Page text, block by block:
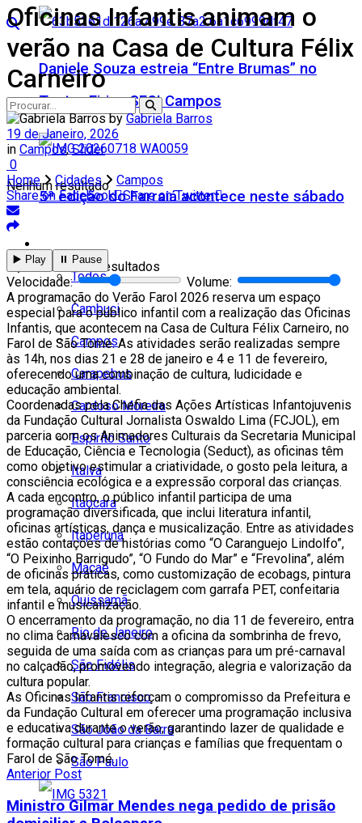
Daniele Souza estreia “Entre Brumas” no
Teatro Firjan SESI Campos
5ª edição do Farraiá acontece neste sábado
Todos
Cambuci
Campos
Carapebus
Cardoso Moreira
Espírito Santo
Italva
Itaocara
Itaperuna
Macaé
Quissamã
Rio de Janeiro
São Fidélis
São Francisco
São João da Barra
São Paulo
Nenhum resultado
Ver todos os resultados
Oficinas Infantis animam o
verão na Casa de Cultura Félix
Carneiro
by Gabriela Barros
19 de Janeiro, 2026
in Campos,Slider
0
Home
Cidades
Campos
Share on Facebook Share on Twitter
▶️ Play ⏸️ Pause
Velocidade:
Volume:
A programação do Verão Farol 2026 reserva um espaço
especial para o público infantil com a realização das Oficinas
Infantis, que acontecem na Casa de Cultura Félix Carneiro, no
Farol de São Tomé. As atividades serão realizadas sempre
às 14h, nos dias 21 e 28 de janeiro e 4 e 11 de fevereiro,
oferecendo uma combinação de cultura, ludicidade e
educação ambiental.
Coordenadas pela Chefia das Ações Artísticas Infantojuvenis
da Fundação Cultural Jornalista Oswaldo Lima (FCJOL), em
parceria com os Animadores Culturais da Secretaria Municipal
de Educação, Ciência e Tecnologia (Seduct), as oficinas têm
como objetivo estimular a criatividade, o gosto pela leitura, a
consciência ecológica e a expressão corporal das crianças.
A cada encontro, o público infantil participa de uma
programação diversificada, que inclui literatura infantil,
oficinas artísticas, dança e musicalização. Entre as atividades
estão contações de histórias como “O Caranguejo Lindolfo”,
“O Peixinho Barrigudo”, “O Fundo do Mar” e “Frevolina”, além
de oficinas práticas, como customização de ecobags, pintura
em tela, aquário de reciclagem com garrafa PET, confeitaria
infantil e musicalização.
O encerramento da programação, no dia 11 de fevereiro, entra
no clima carnavalesco com a oficina da sombrinha de frevo,
seguida de uma saída com as crianças para um pré-carnaval
no calçadão, promovendo integração, alegria e valorização da
cultura popular.
As Oficinas Infantis reforçam o compromisso da Prefeitura e
da Fundação Cultural em oferecer uma programação inclusiva
e educativa durante o verão, garantindo lazer de qualidade e
formação cultural para crianças e famílias que frequentam o
Farol de São Tomé.
Anterior Post
Ministro Gilmar Mendes nega pedido de prisão